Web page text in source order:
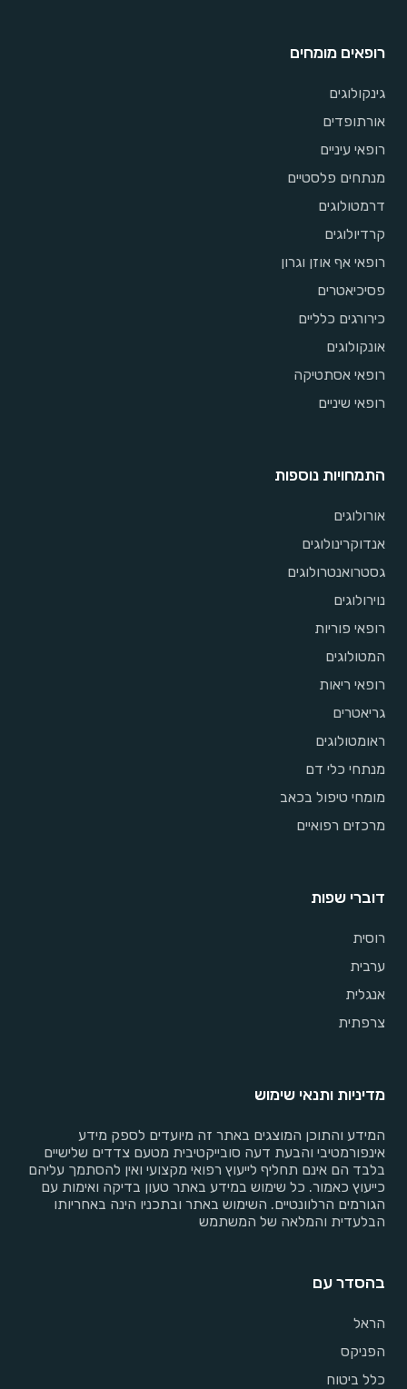
רופאים מומחים
גינקולוגים
אורתופדים
רופאי עיניים
מנתחים פלסטיים
דרמטולוגים
קרדיולוגים
רופאי אף אוזן וגרון
פסיכיאטרים
כירורגים כלליים
אונקולוגים
רופאי אסתטיקה
רופאי שיניים
התמחויות נוספות
אורולוגים
אנדוקרינולוגים
גסטרואנטרולוגים
נוירולוגים
רופאי פוריות
המטולוגים
רופאי ריאות
גריאטרים
ראומטולוגים
מנתחי כלי דם
מומחי טיפול בכאב
מרכזים רפואיים
דוברי שפות
רוסית
ערבית
אנגלית
צרפתית
מדיניות ותנאי שימוש
המידע והתוכן המוצגים באתר זה מיועדים לספק מידע
אינפורמטיבי והבעת דעה סובייקטיבית מטעם צדדים שלישיים
בלבד הם אינם תחליף לייעוץ רפואי מקצועי ואין להסתמך עליהם
כייעוץ כאמור. כל שימוש במידע באתר טעון בדיקה ואימות עם
הגורמים הרלוונטיים. השימוש באתר ובתכניו הינה באחריותו
הבלעדית והמלאה של המשתמש
בהסדר עם
הראל
הפניקס
כלל ביטוח